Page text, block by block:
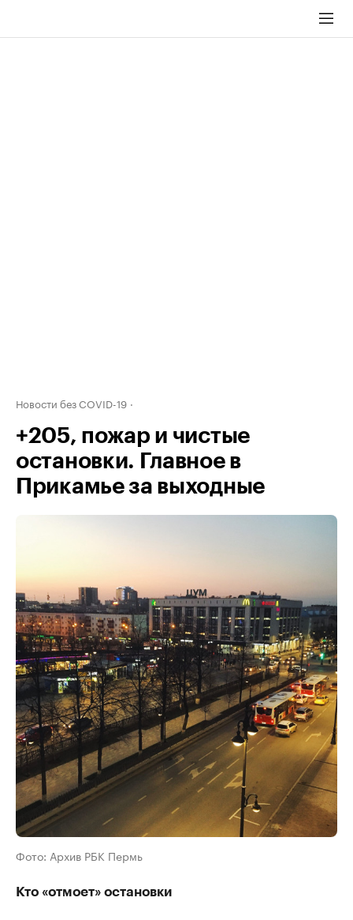
Новости без COVID-19
+205, пожар и чистые
остановки. Главное в
Прикамье за выходные
Фото: Архив РБК Пермь
Кто «отмоет» остановки